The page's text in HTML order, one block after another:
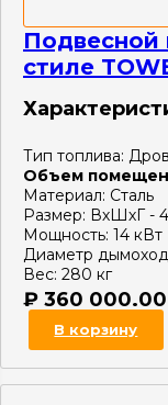
Подвесной
стиле
Тип топлива:
Объем
Материал: Сталь
Размер: ВхШхГ -
Мощность: 14 кВт
Диаметр
Вес: 280 кг
₽ 360 000.00
В корзину